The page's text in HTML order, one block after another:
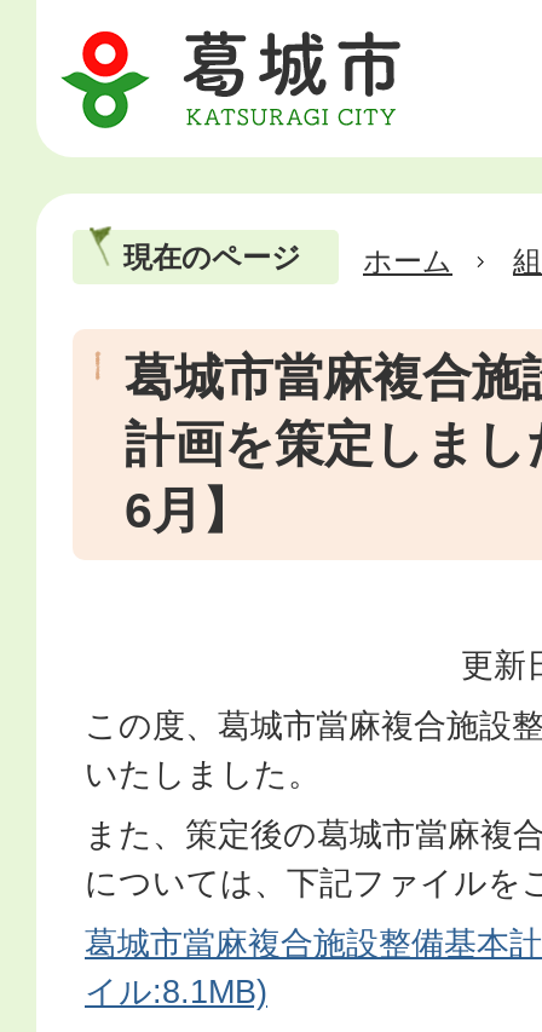
現在のページ ホーム
葛城市當麻複合施
計画を策定しま
6月】
更新
この度、葛城市當麻複合施設
いたしました。
また、策定後の葛城市當麻複
については、下記ファイルを
葛城市當麻複合施設整備基本
イル:8.1MB)